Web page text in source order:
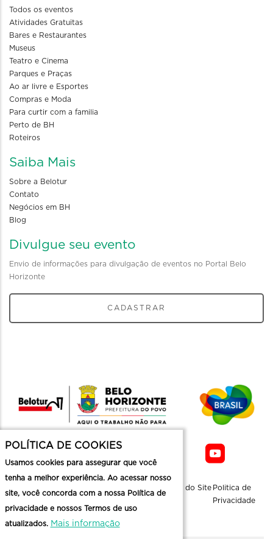
Todos os eventos
Atividades Gratuitas
Bares e Restaurantes
Museus
Teatro e Cinema
Parques e Praças
Ao ar livre e Esportes
Compras e Moda
Para curtir com a familia
Perto de BH
Roteiros
Saiba Mais
Sobre a Belotur
Contato
Negócios em BH
Blog
Divulgue seu evento
Envio de informações para divulgação de eventos no Portal Belo
Horizonte
CADASTRAR
Mapa do Site Politica de
Privacidade
POLÍTICA DE COOKIES
Usamos cookies para assegurar que você
tenha a melhor experiência. Ao acessar nosso
site, você concorda com a nossa Política de
privacidade e nossos Termos de uso
atualizados. Mais informação